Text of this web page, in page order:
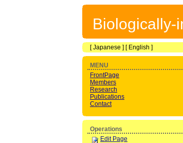
Biologically-
[Japanese ] [ English ]
MENU
FrontPage
Members
Research
Publications
Contact
Operations
Edit Page